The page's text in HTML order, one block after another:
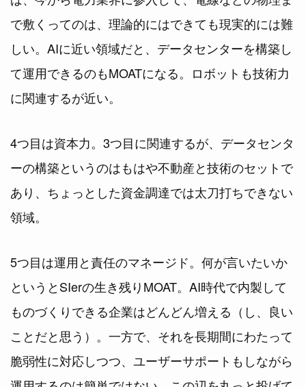
で敷くってのは、理論的にはできても現実的には難
しい。AIに近い領域だと、データセンターを構築し
て運用できるのもMOATになる。ロボットも技術力
に関連するが近い。
4つ目は資本力。3つ目に関連するが、データセンタ
ーの構築というのはもはや不動産と技術のセットで
あり、ちょっとした資金調達では太刀打ちできない
領域。
5つ目は運用と責任のマネージド。何が言いたいか
というとSIerの生き残りMOAT。AI時代で内製して
ものづくりできる企業はどんどん増える（し、良い
ことだと思う）。一方で、それを長期間にわたって
脆弱性に対応しつつ、ユーザーサポートもしながら